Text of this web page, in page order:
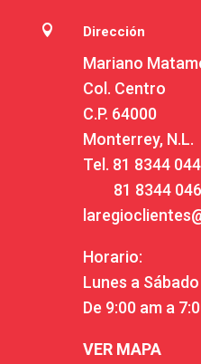
 Dirección
Mariano
Col. Centro
C.P. 64000
Monterrey, N.L.
Tel. 81 8344
81 8344
Horario:
Lunes a Sábado
De 9:00 am a
VER MAPA